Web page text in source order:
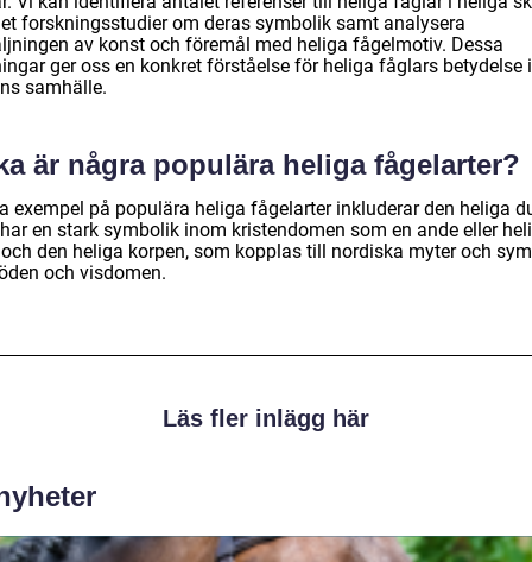
forskningsstudier om deras symbolik samt analysera
av konst och föremål med heliga fågelmotiv. Dessa
ger oss en konkret förståelse för heliga fåglars betydelse i
samhälle.
är några populära heliga fågelarter?
exempel på populära heliga fågelarter inkluderar den heliga
en stark symbolik inom kristendomen som en ande eller
den heliga korpen, som kopplas till nordiska myter och
och visdomen.
Läs fler inlägg här